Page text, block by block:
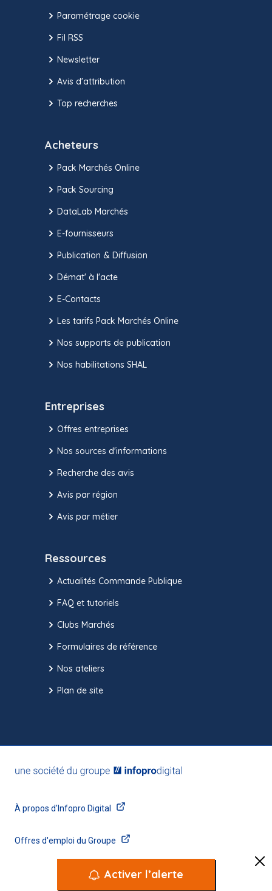
Activer l’alerte
Paramétrage cookie
Fil RSS
Newsletter
Avis d'attribution
Top recherches
Acheteurs
Pack Marchés Online
Pack Sourcing
DataLab Marchés
E-fournisseurs
Publication & Diffusion
Démat' à l'acte
E-Contacts
Les tarifs Pack Marchés Online
Nos supports de publication
Nos habilitations SHAL
Entreprises
Offres entreprises
Nos sources d'informations
Recherche des avis
Avis par région
Avis par métier
Ressources
Actualités Commande Publique
FAQ et tutoriels
Clubs Marchés
Formulaires de référence
Nos ateliers
Plan de site